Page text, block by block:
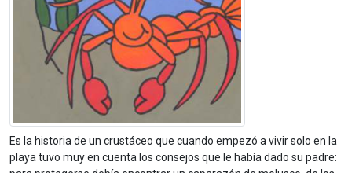
Es la historia de un crustáceo que cuando empezó a vivir solo en la
playa tuvo muy en cuenta los consejos que le había dado su padre: